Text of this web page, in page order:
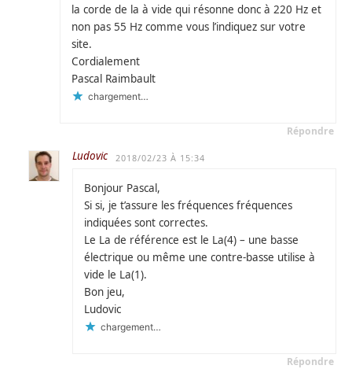
la corde de la à vide qui résonne donc à 220 Hz et
non pas 55 Hz comme vous l’indiquez sur votre
site.
Cordialement
Pascal Raimbault
chargement…
Répondre
Ludovic 2018/02/23 À 15:34
Bonjour Pascal,
Si si, je t’assure les fréquences fréquences
indiquées sont correctes.
Le La de référence est le La(4) – une basse
électrique ou même une contre-basse utilise à
vide le La(1).
Bon jeu,
Ludovic
chargement…
Répondre